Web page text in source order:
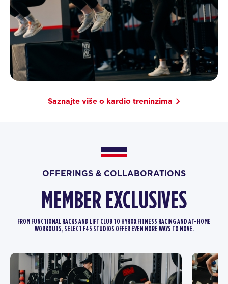
Saznajte više o kardio treninzima
OFFERINGS & COLLABORATIONS
MEMBER EXCLUSIVES
FROM FUNCTIONAL RACKS AND LIFT CLUB TO HYROX FITNESS RACING AND AT-HOME
WORKOUTS, SELECT F45 STUDIOS OFFER EVEN MORE WAYS TO MOVE.